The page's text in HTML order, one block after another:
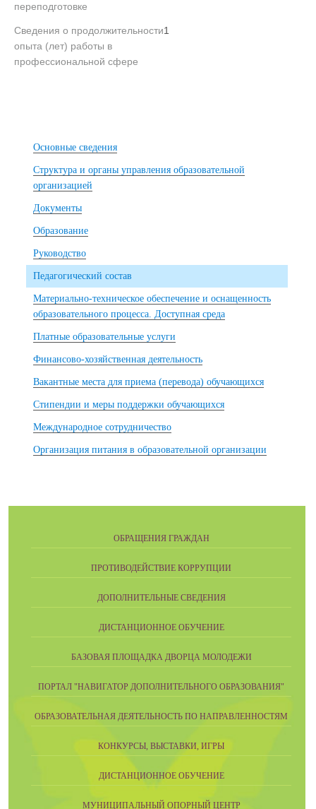
переподготовке
Сведения о продолжительности
опыта (лет) работы в
профессиональной сфере
1
Основные сведения
Структура и органы управления образовательной
организацией
Документы
Образование
Руководство
Педагогический состав
Материально-техническое обеспечение и оснащенность
образовательного процесса. Доступная среда
Платные образовательные услуги
Финансово-хозяйственная деятельность
Вакантные места для приема (перевода) обучающихся
Стипендии и меры поддержки обучающихся
Международное сотрудничество
Организация питания в образовательной организации
ОБРАЩЕНИЯ ГРАЖДАН
ПРОТИВОДЕЙСТВИЕ КОРРУПЦИИ
ДОПОЛНИТЕЛЬНЫЕ СВЕДЕНИЯ
ДИСТАНЦИОННОЕ ОБУЧЕНИЕ
БАЗОВАЯ ПЛОЩАДКА ДВОРЦА МОЛОДЕЖИ
ПОРТАЛ "НАВИГАТОР ДОПОЛНИТЕЛЬНОГО ОБРАЗОВАНИЯ"
ОБРАЗОВАТЕЛЬНАЯ ДЕЯТЕЛЬНОСТЬ ПО НАПРАВЛЕННОСТЯМ
КОНКУРСЫ, ВЫСТАВКИ, ИГРЫ
ДИСТАНЦИОННОЕ ОБУЧЕНИЕ
МУНИЦИПАЛЬНЫЙ ОПОРНЫЙ ЦЕНТР